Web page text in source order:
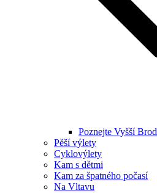
Poznejte Vyšší Brod
Pěší výlety
Cyklovýlety
Kam s dětmi
Kam za špatného počasí
Na Vltavu